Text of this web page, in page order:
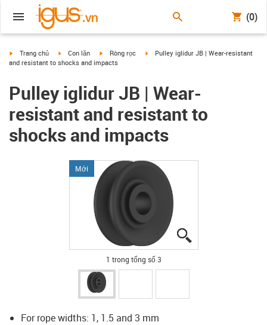
(0)
igus-icon-arrow-right
Trang chủ igus-icon-arrow-right
Con lăn igus-icon-arrow-right
Ròng rọc igus-icon-arrow-right
Pulley iglidur JB | Wear-resistant
and resistant to shocks and impacts
Pulley iglidur JB | Wear-
resistant and resistant to
shocks and impacts
Mới
1 trong tổng số 3
For rope widths: 1, 1.5 and 3 mm